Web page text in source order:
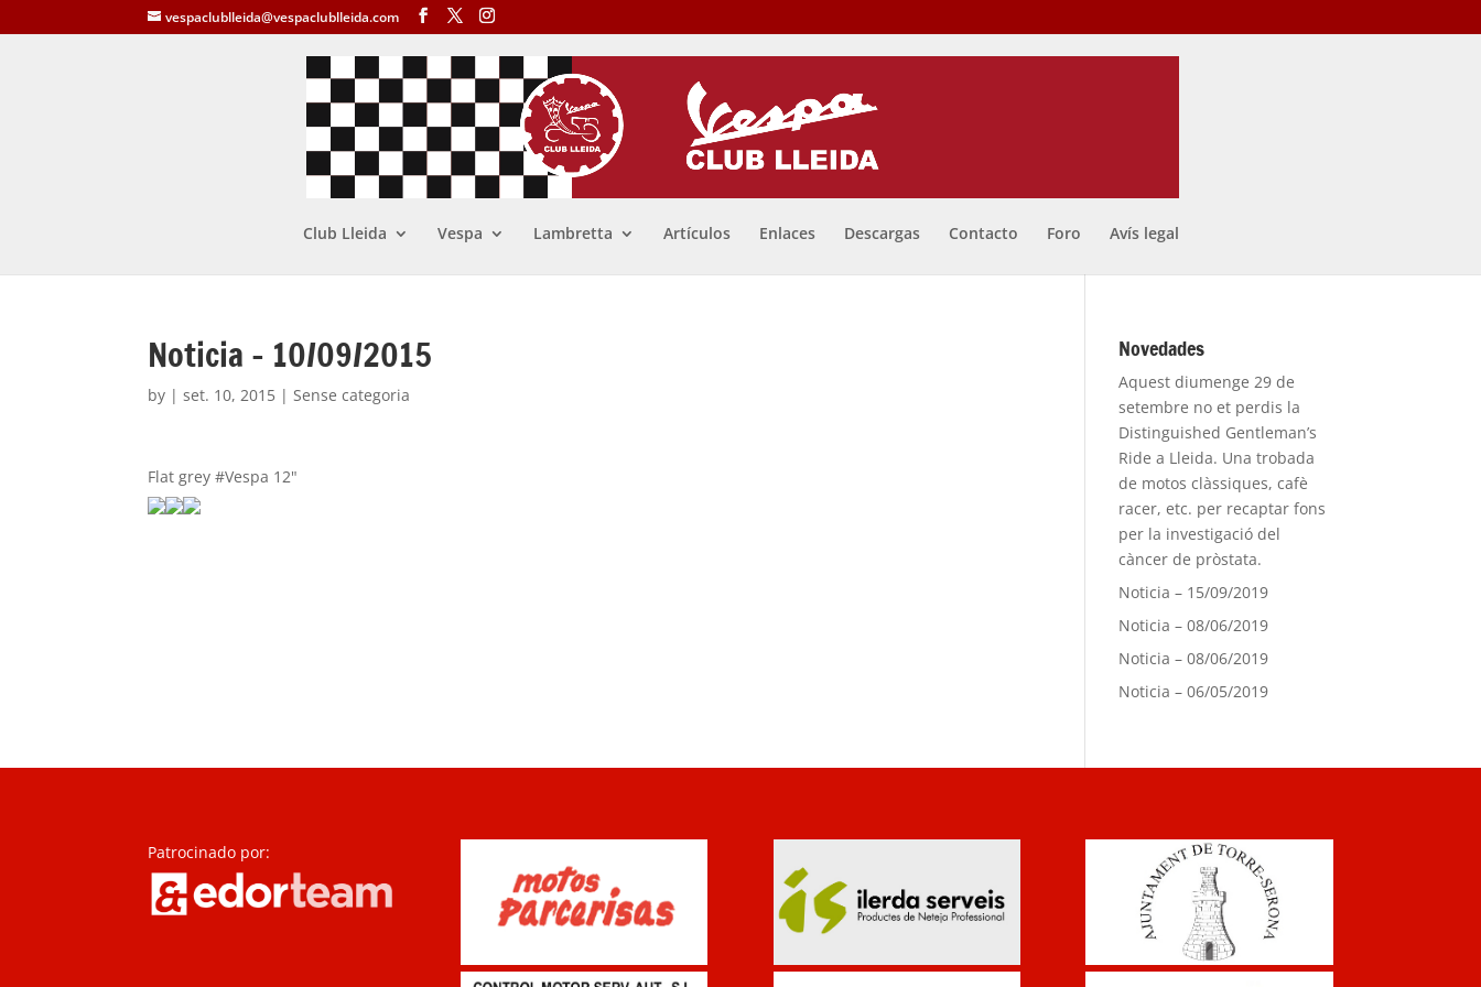
vespaclublleida@vespaclublleida.com
Club Lleida Vespa Lambretta Artículos Enlaces Descargas Contacto Foro Avís legal
Noticia – 10/09/2015
by |set. 10, 2015 | Sense categoria
Flat grey #Vespa 12"
Novedades
Aquest diumenge 29 de
setembre no et perdis la
Distinguished Gentleman’s
Ride a Lleida. Una trobada
de motos clàssiques, cafè
racer, etc. per recaptar fons
per la investigació del
càncer de pròstata.
Noticia – 15/09/2019
Noticia – 08/06/2019
Noticia – 08/06/2019
Noticia – 06/05/2019
Patrocinado por: